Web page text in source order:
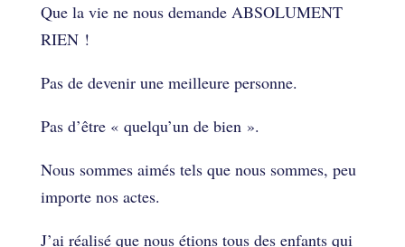
Que la vie ne nous demande ABSOLUMENT
RIEN !
Pas de devenir une meilleure personne.
Pas d’être « quelqu’un de bien ».
Nous sommes aimés tels que nous sommes, peu
importe nos actes.
J’ai réalisé que nous étions tous des enfants qui